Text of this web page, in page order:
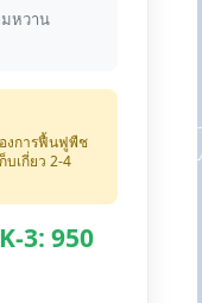
มหวาน
งการฟื้นฟูพืช
บเกี่ยว 2-4
3: 950